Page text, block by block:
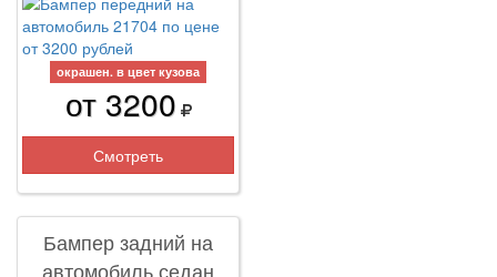
окрашен. в цвет кузова
от 3200
Смотреть
Бампер задний на
автомобиль седан